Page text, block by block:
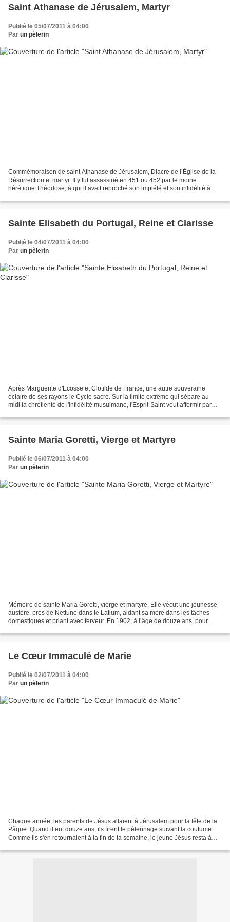
Saint Athanase de Jérusalem, Martyr
Publié le 05/07/2011 à 04:00
Par un pèlerin
Commémoraison de saint Athanase de Jérusalem, Diacre de l’Église de la
Résurrection et martyr. Il y fut assassiné en 451 ou 452 par le moine
hérétique Théodose, à qui il avait reproché son impiété et son infidélité à
Sainte Elisabeth du Portugal, Reine et Clarisse
Publié le 04/07/2011 à 04:00
Par un pèlerin
Après Marguerite d'Ecosse et Clotilde de France, une autre souveraine
éclaire de ses rayons le Cycle sacré. Sur la limite extrême qui sépare au
midi la chrétienté de l'infidélité musulmane, l'Esprit-Saint veut affermir par
Sainte Maria Goretti, Vierge et Martyre
Publié le 06/07/2011 à 04:00
Par un pèlerin
Mémoire de sainte Maria Goretti, vierge et martyre. Elle vécut une jeunesse
austère, près de Nettuno dans le Latium, aidant sa mère dans les tâches
domestiques et priant avec ferveur. En 1902, à l’âge de douze ans, pour
Le Cœur Immaculé de Marie
Publié le 02/07/2011 à 04:00
Par un pèlerin
Chaque année, les parents de Jésus allaient à Jérusalem pour la fête de la
Pâque. Quand il eut douze ans, ils firent le pèlerinage suivant la coutume.
Comme ils s'en retournaient à la fin de la semaine, le jeune Jésus resta à